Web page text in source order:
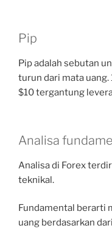
Pip
Pip adalah sebutan
turun dari mata uang.
$10 tergantung
Analisa
Analisa di Forex
teknikal.
Fundamental berarti
uang berdasarkan